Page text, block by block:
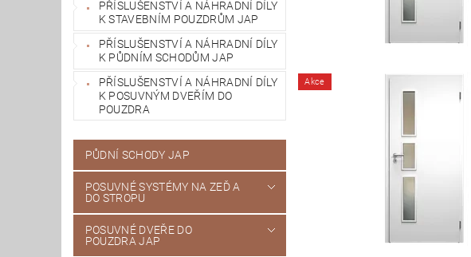
PŘÍSLUŠENSTVÍ A NÁHRADNÍ DÍLY
K STAVEBNÍM POUZDRŮM JAP
PŘÍSLUŠENSTVÍ A NÁHRADNÍ DÍLY
K PŮDNÍM SCHODŮM JAP
PŘÍSLUŠENSTVÍ A NÁHRADNÍ DÍLY
K POSUVNÝM DVEŘÍM DO
POUZDRA
PŮDNÍ SCHODY JAP
POSUVNÉ SYSTÉMY NA ZEĎ A
DO STROPU
POSUVNÉ DVEŘE DO
POUZDRA JAP
Akce